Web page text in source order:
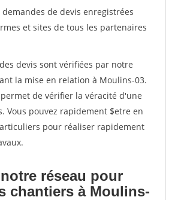
de devis enregistrées
et sites de tous les partenaires
devis sont vérifiées par notre
la mise en relation à Moulins-03.
de vérifier la véracité d'une
Vous pouvez rapidement $etre en
pour réaliser rapidement
réseau pour
chantiers à Moulins-